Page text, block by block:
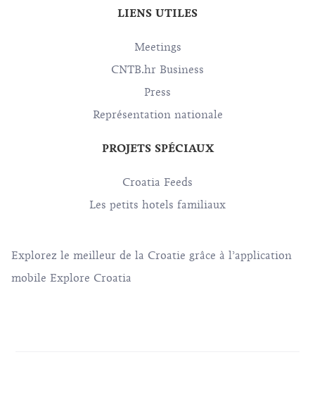
LIENS UTILES
Meetings
CNTB.hr Business
Press
Représentation nationale
PROJETS SPÉCIAUX
Croatia Feeds
Les petits hotels familiaux
Explorez le meilleur de la Croatie grâce à l’application
mobile Explore Croatia